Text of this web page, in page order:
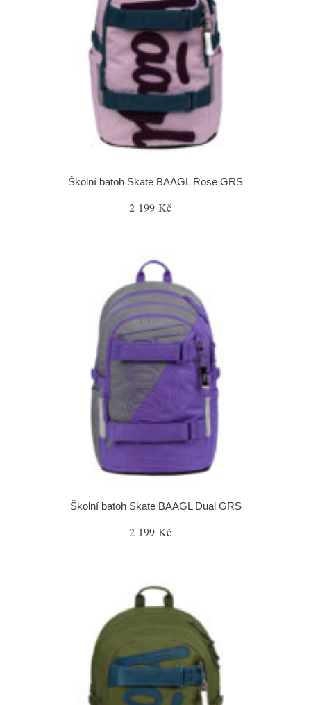
Školní batoh Skate BAAGL Rose GRS
2 199 Kč
Školní batoh Skate BAAGL Dual GRS
2 199 Kč